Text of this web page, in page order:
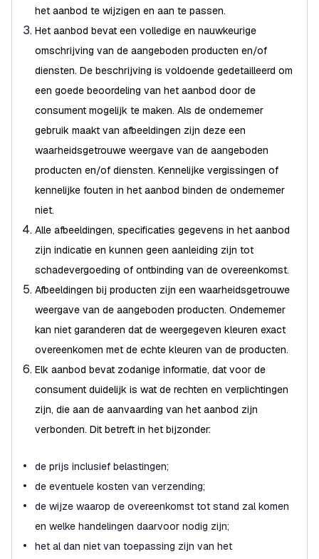
het aanbod te wijzigen en aan te passen.
Het aanbod bevat een volledige en nauwkeurige
omschrijving van de aangeboden producten en/of
diensten. De beschrijving is voldoende gedetailleerd om
een goede beoordeling van het aanbod door de
consument mogelijk te maken. Als de ondernemer
gebruik maakt van afbeeldingen zijn deze een
waarheidsgetrouwe weergave van de aangeboden
producten en/of diensten. Kennelijke vergissingen of
kennelijke fouten in het aanbod binden de ondernemer
niet.
Alle afbeeldingen, specificaties gegevens in het aanbod
zijn indicatie en kunnen geen aanleiding zijn tot
schadevergoeding of ontbinding van de overeenkomst.
Afbeeldingen bij producten zijn een waarheidsgetrouwe
weergave van de aangeboden producten. Ondernemer
kan niet garanderen dat de weergegeven kleuren exact
overeenkomen met de echte kleuren van de producten.
Elk aanbod bevat zodanige informatie, dat voor de
consument duidelijk is wat de rechten en verplichtingen
zijn, die aan de aanvaarding van het aanbod zijn
verbonden. Dit betreft in het bijzonder:
de prijs inclusief belastingen;
de eventuele kosten van verzending;
de wijze waarop de overeenkomst tot stand zal komen
en welke handelingen daarvoor nodig zijn;
het al dan niet van toepassing zijn van het